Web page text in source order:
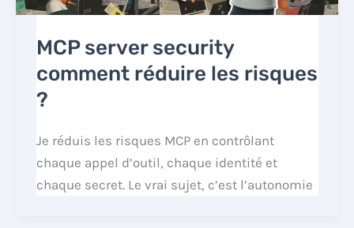
MCP server security
comment réduire les risques
?
Je réduis les risques MCP en contrôlant
chaque appel d’outil, chaque identité et
chaque secret. Le vrai sujet, c’est l’autonomie